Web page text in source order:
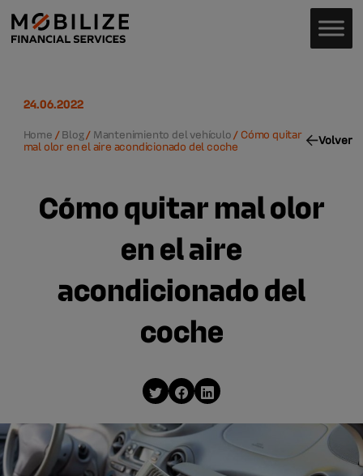
24.06.2022
Home /Blog/ Mantenimiento del vehículo / Cómo quitar
mal olor en el aire acondicionado del coche
Volver
Cómo quitar mal olor
en el aire
acondicionado del
coche